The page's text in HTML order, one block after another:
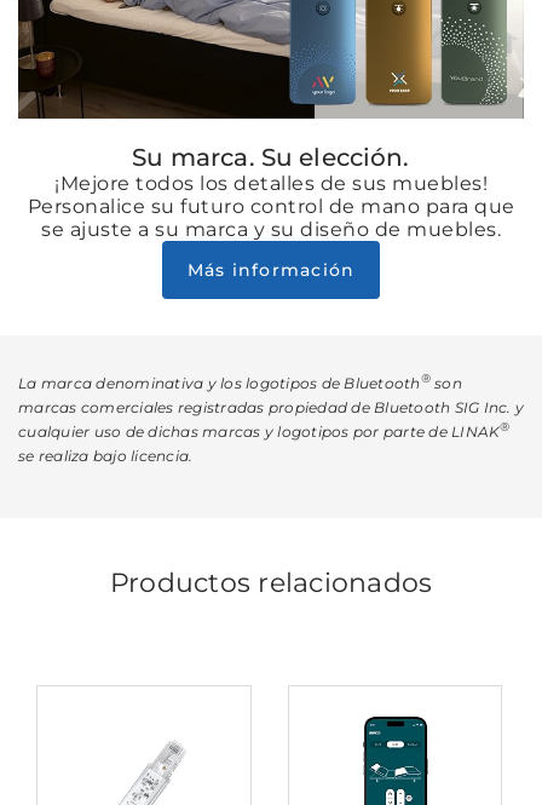
Su marca. Su elección.
¡Mejore todos los detalles de sus muebles!
Personalice su futuro control de mano para que
se ajuste a su marca y su diseño de muebles.
Más información
La marca denominativa y los logotipos de Bluetooth®son
marcas comerciales registradas propiedad de Bluetooth SIG Inc. y
cualquier uso de dichas marcas y logotipos por parte de LINAK®
se realiza bajo licencia.
Productos relacionados